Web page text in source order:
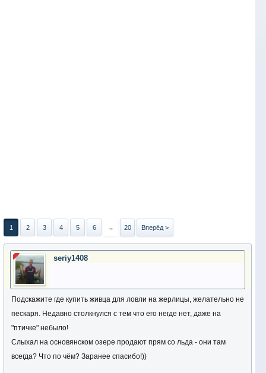
1 2 3 4 5 6 → 20 Вперёд >
seriy1408
Подскажите где купить живца для ловли на жерлицы, желательно не
пескаря. Недавно столкнулся с тем что его негде нет, даже на
"птичке" небыло!
Слыхал на основянском озере продают прям со льда - они там
всегда? Что по чём? Заранее спасибо!))